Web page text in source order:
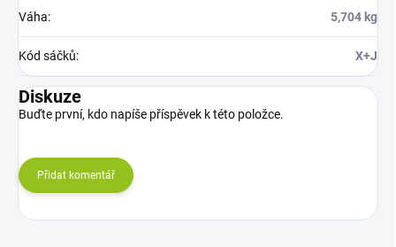
Váha: 5,704 kg
Kód sáčků: X+J
Diskuze
Buďte první, kdo napíše příspěvek k této položce.
Přidat komentář